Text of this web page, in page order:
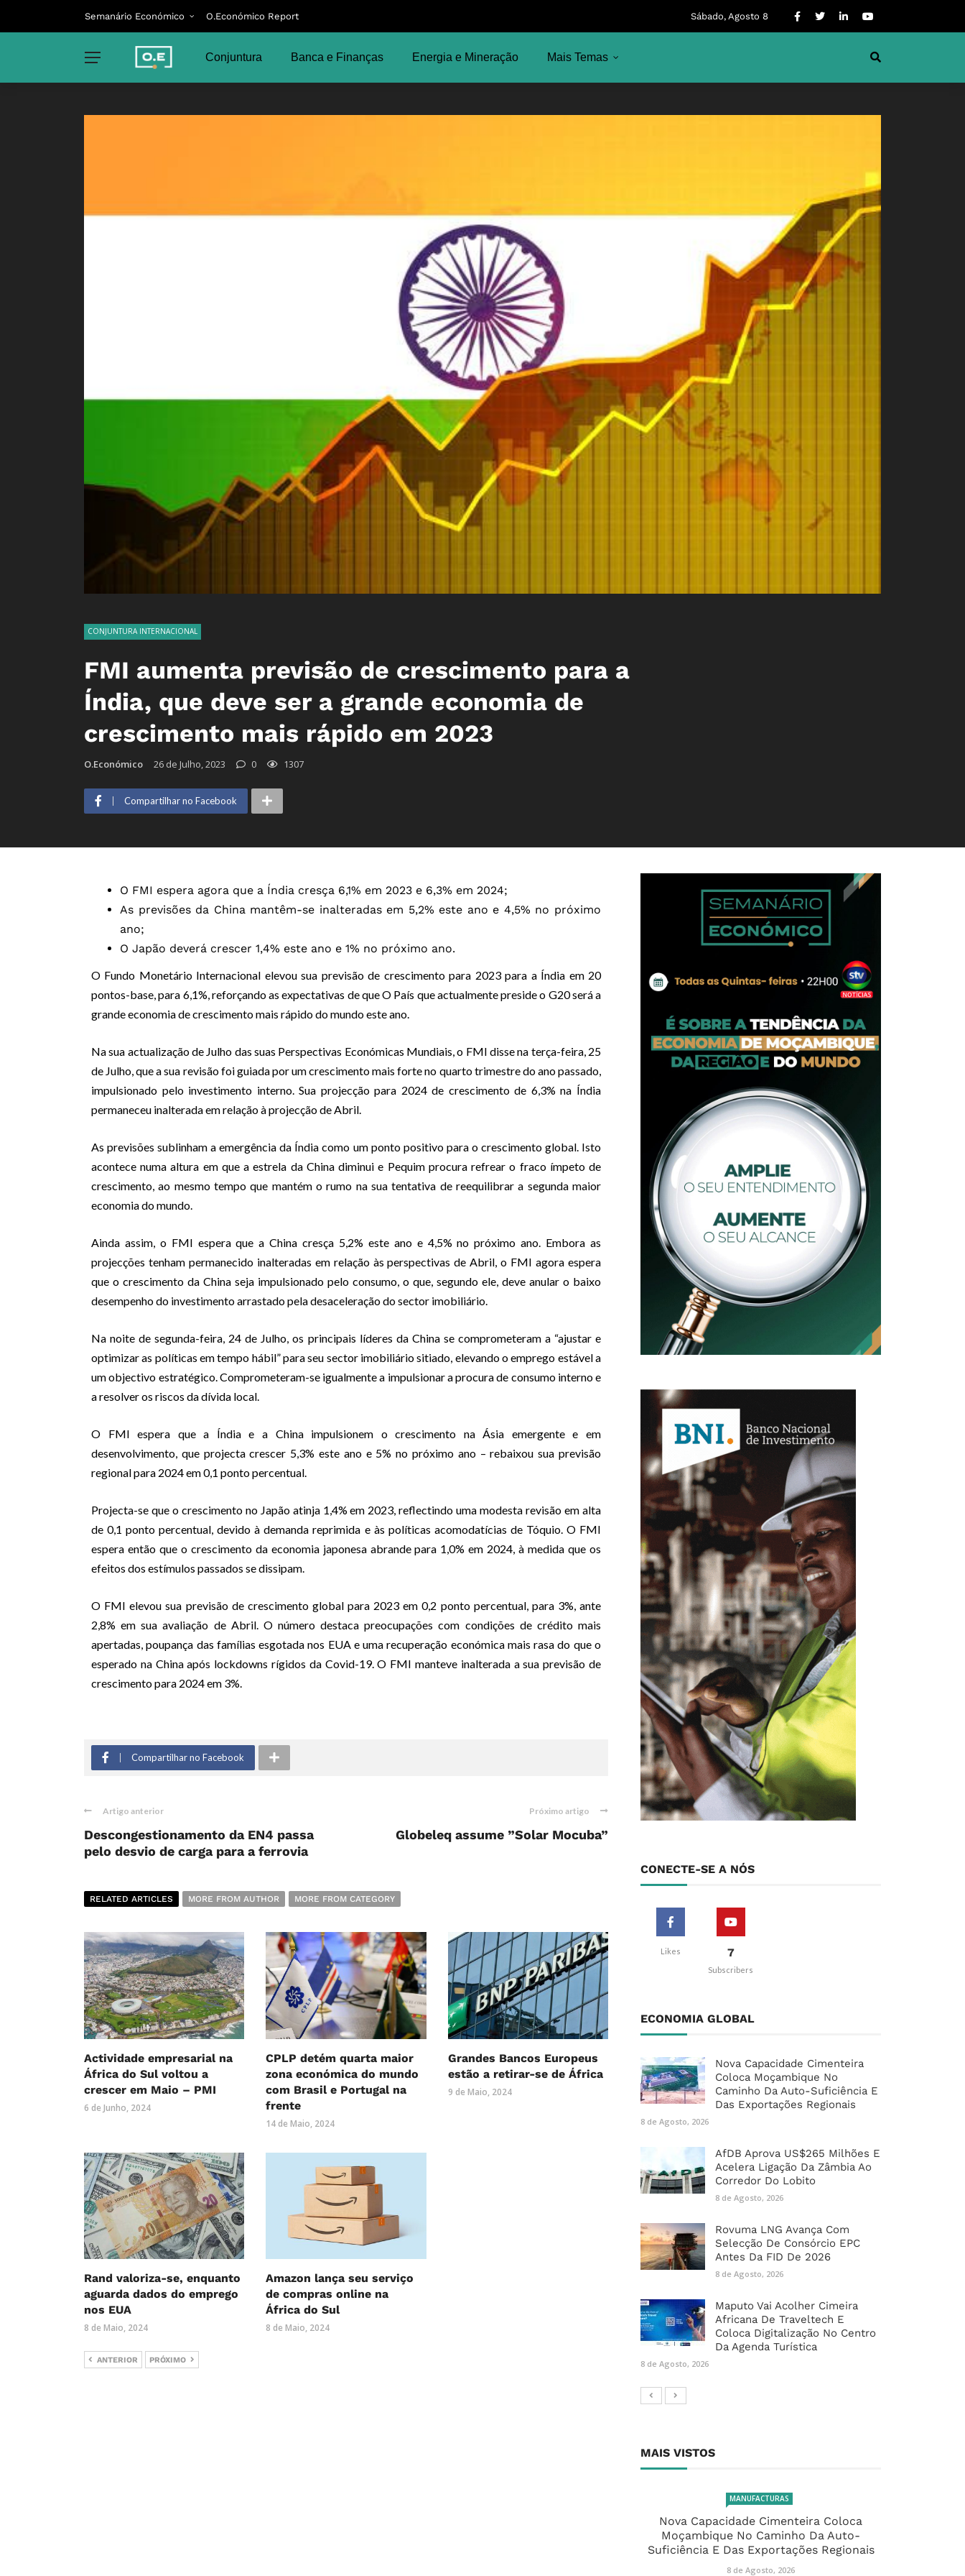
Semanário Económico O.Económico Report Sábado, Agosto 8
Conjuntura Banca e Finanças Energia e Mineração Mais Temas
CONJUNTURA INTERNACIONAL
FMI aumenta previsão de crescimento para a
Índia, que deve ser a grande economia de
crescimento mais rápido em 2023
O.Económico 26 de Julho, 2023 0 1307
Compartilhar no Facebook
O FMI espera agora que a Índia cresça 6,1% em 2023 e 6,3% em 2024;
As previsões da China mantêm-se inalteradas em 5,2% este ano e 4,5% no próximo
ano;
O Japão deverá crescer 1,4% este ano e 1% no próximo ano.
O Fundo Monetário Internacional elevou sua previsão de crescimento para 2023 para a Índia em 20
pontos-base, para 6,1%, reforçando as expectativas de que O País que actualmente preside o G20 será a
grande economia de crescimento mais rápido do mundo este ano.
Na sua actualização de Julho das suas Perspectivas Económicas Mundiais, o FMI disse na terça-feira, 25
de Julho, que a sua revisão foi guiada por um crescimento mais forte no quarto trimestre do ano passado,
impulsionado pelo investimento interno. Sua projecção para 2024 de crescimento de 6,3% na Índia
permaneceu inalterada em relação à projecção de Abril.
As previsões sublinham a emergência da Índia como um ponto positivo para o crescimento global. Isto
acontece numa altura em que a estrela da China diminui e Pequim procura refrear o fraco ímpeto de
crescimento, ao mesmo tempo que mantém o rumo na sua tentativa de reequilibrar a segunda maior
economia do mundo.
Ainda assim, o FMI espera que a China cresça 5,2% este ano e 4,5% no próximo ano. Embora as
projecções tenham permanecido inalteradas em relação às perspectivas de Abril, o FMI agora espera
que o crescimento da China seja impulsionado pelo consumo, o que, segundo ele, deve anular o baixo
desempenho do investimento arrastado pela desaceleração do sector imobiliário.
Na noite de segunda-feira, 24 de Julho, os principais líderes da China se comprometeram a “ajustar e
optimizar as políticas em tempo hábil” para seu sector imobiliário sitiado, elevando o emprego estável a
um objectivo estratégico. Comprometeram-se igualmente a impulsionar a procura de consumo interno e
a resolver os riscos da dívida local.
O FMI espera que a Índia e a China impulsionem o crescimento na Ásia emergente e em
desenvolvimento, que projecta crescer 5,3% este ano e 5% no próximo ano – rebaixou sua previsão
regional para 2024 em 0,1 ponto percentual.
Projecta-se que o crescimento no Japão atinja 1,4% em 2023, reflectindo uma modesta revisão em alta
de 0,1 ponto percentual, devido à demanda reprimida e às políticas acomodatícias de Tóquio. O FMI
espera então que o crescimento da economia japonesa abrande para 1,0% em 2024, à medida que os
efeitos dos estímulos passados se dissipam.
O FMI elevou sua previsão de crescimento global para 2023 em 0,2 ponto percentual, para 3%, ante
2,8% em sua avaliação de Abril. O número destaca preocupações com condições de crédito mais
apertadas, poupança das famílias esgotada nos EUA e uma recuperação económica mais rasa do que o
esperado na China após lockdowns rígidos da Covid-19. O FMI manteve inalterada a sua previsão de
crescimento para 2024 em 3%.
Compartilhar no Facebook
Artigo anterior
Descongestionamento da EN4 passa
pelo desvio de carga para a ferrovia
Próximo artigo
Globeleq assume ”Solar Mocuba”
RELATED ARTICLES MORE FROM AUTHOR MORE FROM CATEGORY
Actividade empresarial na
África do Sul voltou a
crescer em Maio – PMI
6 de Junho, 2024
CPLP detém quarta maior
zona económica do mundo
com Brasil e Portugal na
frente
14 de Maio, 2024
Grandes Bancos Europeus
estão a retirar-se de África
9 de Maio, 2024
Rand valoriza-se, enquanto
aguarda dados do emprego
nos EUA
8 de Maio, 2024
Amazon lança seu serviço
de compras online na
África do Sul
8 de Maio, 2024
ANTERIOR PRÓXIMO
CONECTE-SE A NÓS
Likes 7
Subscribers
ECONOMIA GLOBAL
Nova Capacidade Cimenteira
Coloca Moçambique No
Caminho Da Auto-Suficiência E
Das Exportações Regionais
8 de Agosto, 2026
AfDB Aprova US$265 Milhões E
Acelera Ligação Da Zâmbia Ao
Corredor Do Lobito
8 de Agosto, 2026
Rovuma LNG Avança Com
Selecção De Consórcio EPC
Antes Da FID De 2026
8 de Agosto, 2026
Maputo Vai Acolher Cimeira
Africana De Traveltech E
Coloca Digitalização No Centro
Da Agenda Turística
8 de Agosto, 2026
MAIS VISTOS
MANUFACTURAS
Nova Capacidade Cimenteira Coloca
Moçambique No Caminho Da Auto-
Suficiência E Das Exportações Regionais
8 de Agosto, 2026